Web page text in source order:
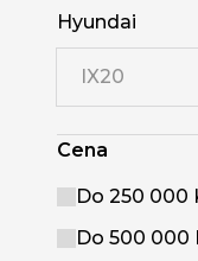
Hyundai
IX20
Cena
Do 250 000
Do 500 000